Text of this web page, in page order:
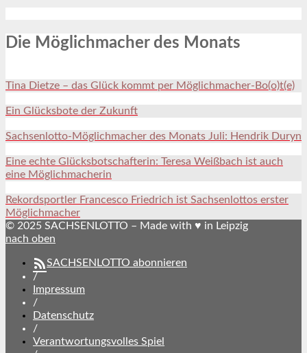
Die Möglichmacher des Monats
Tina Dietze – das Glück kommt per Möglichmacher-Bo(o)t(e)
Ein Glücksbote der Zukunft
Sachsenlotto-Möglichmacher des Monats Juli: Hendrik Duryn
Eine echte Glücksbotschafterin: Teresa Weißbach ist auch
eine Möglichmacherin
Rekordsportler Francesco Friedrich ist Sachsenlottos erster
Möglichmacher
© 2025 SACHSENLOTTO – Made with ♥ in Leipzig
nach oben
SACHSENLOTTO abonnieren
/
Impressum
/
Datenschutz
/
Verantwortungsvolles Spiel